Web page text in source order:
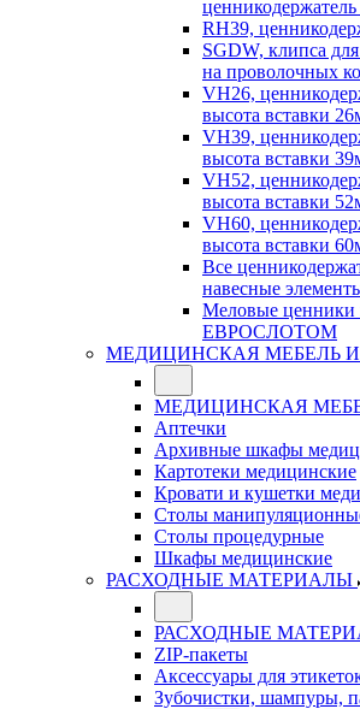
RH39,
SGDW, клипса
на проволочных
VH26,
высота вставки
VH39,
высота вставки
VH52,
высота вставки
VH60,
высота вставки
Все
навесные
Меловые ценники
ЕВРОСЛОТОМ
МЕДИЦИНСКАЯ МЕБЕЛЬ
МЕДИЦИНСКАЯ
Аптечки
Архивные шкафы
Картотеки медицинские
Кровати и кушетки
Столы
Столы процедурные
Шкафы медицинские
РАСХОДНЫЕ МАТЕРИАЛЫ
РАСХОДНЫЕ
ZIP-пакеты
Аксессуары для
Зубочистки, шампуры,